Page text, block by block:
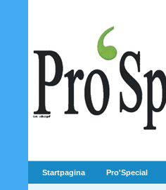
Startpagina Pro'Special